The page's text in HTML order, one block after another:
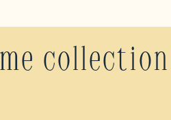
collection